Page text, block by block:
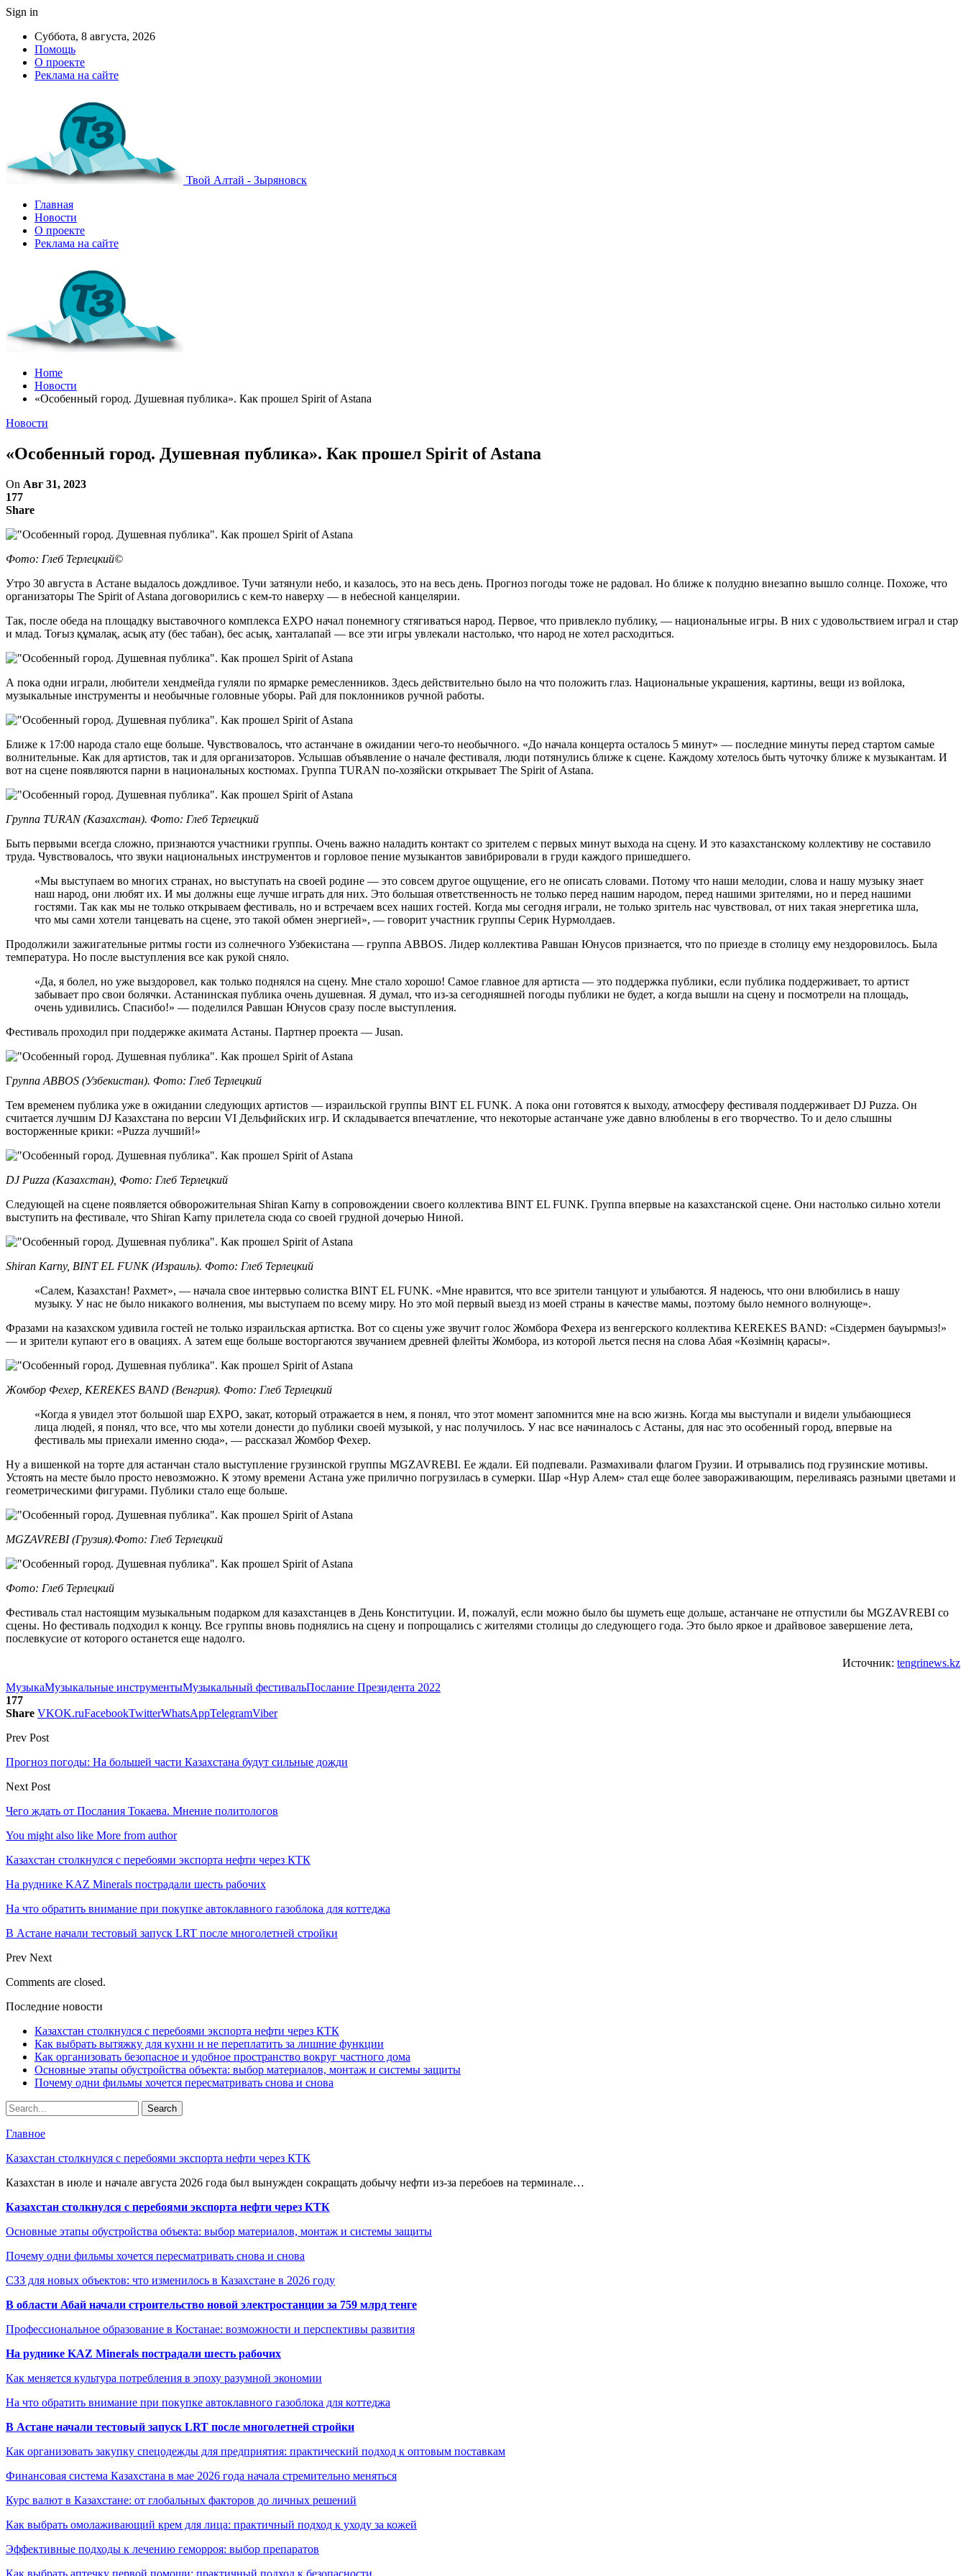
Sign in
Суббота, 8 августа, 2026
Помощь
О проекте
Реклама на сайте
Твой Алтай - Зыряновск
Главная
Новости
О проекте
Реклама на сайте
Home
Новости
«Особенный город. Душевная публика». Как прошел Spirit of Astana
Новости
«Особенный город. Душевная публика». Как прошел Spirit of Astana
On Авг 31, 2023
177
Share
Фото: Глеб Терлецкий©
Утро 30 августа в Астане выдалось дождливое. Тучи затянули небо, и казалось, это на весь день. Прогноз погоды тоже не радовал. Но ближе к полудню внезапно вышло солнце. Похоже, что
организаторы The Spirit of Astana договорились с кем-то наверху — в небесной канцелярии.
Так, после обеда на площадку выставочного комплекса EXPO начал понемногу стягиваться народ. Первое, что привлекло публику, — национальные игры. В них с удовольствием играл и стар
и млад. Тоғыз құмалақ, асық ату (бес табан), бес асық, ханталапай — все эти игры увлекали настолько, что народ не хотел расходиться.
А пока одни играли, любители хендмейда гуляли по ярмарке ремесленников. Здесь действительно было на что положить глаз. Национальные украшения, картины, вещи из войлока,
музыкальные инструменты и необычные головные уборы. Рай для поклонников ручной работы.
Ближе к 17:00 народа стало еще больше. Чувствовалось, что астанчане в ожидании чего-то необычного. «До начала концерта осталось 5 минут» — последние минуты перед стартом самые
волнительные. Как для артистов, так и для организаторов. Услышав объявление о начале фестиваля, люди потянулись ближе к сцене. Каждому хотелось быть чуточку ближе к музыкантам. И
вот на сцене появляются парни в национальных костюмах. Группа TURAN по-хозяйски открывает The Spirit of Astana.
Группа TURAN (Казахстан). Фото: Глеб Терлецкий
Быть первыми всегда сложно, признаются участники группы. Очень важно наладить контакт со зрителем с первых минут выхода на сцену. И это казахстанскому коллективу не составило
труда. Чувствовалось, что звуки национальных инструментов и горловое пение музыкантов завибрировали в груди каждого пришедшего.
«Мы выступаем во многих странах, но выступать на своей родине — это совсем другое ощущение, его не описать словами. Потому что наши мелодии, слова и нашу музыку знает
наш народ, они любят их. И мы должны еще лучше играть для них. Это большая ответственность не только перед нашим народом, перед нашими зрителями, но и перед нашими
гостями. Так как мы не только открываем фестиваль, но и встречаем всех наших гостей. Когда мы сегодня играли, не только зритель нас чувствовал, от них такая энергетика шла,
что мы сами хотели танцевать на сцене, это такой обмен энергией», — говорит участник группы Серик Нурмолдаев.
Продолжили зажигательные ритмы гости из солнечного Узбекистана — группа ABBOS. Лидер коллектива Равшан Юнусов признается, что по приезде в столицу ему нездоровилось. Была
температура. Но после выступления все как рукой сняло.
«Да, я болел, но уже выздоровел, как только поднялся на сцену. Мне стало хорошо! Самое главное для артиста — это поддержка публики, если публика поддерживает, то артист
забывает про свои болячки. Астанинская публика очень душевная. Я думал, что из-за сегодняшней погоды публики не будет, а когда вышли на сцену и посмотрели на площадь,
очень удивились. Спасибо!» — поделился Равшан Юнусов сразу после выступления.
Фестиваль проходил при поддержке акимата Астаны. Партнер проекта — Jusan.
Группа ABBOS (Узбекистан). Фото: Глеб Терлецкий
Тем временем публика уже в ожидании следующих артистов — израильской группы BINT EL FUNK. А пока они готовятся к выходу, атмосферу фестиваля поддерживает DJ Puzza. Он
считается лучшим DJ Казахстана по версии VI Дельфийских игр. И складывается впечатление, что некоторые астанчане уже давно влюблены в его творчество. То и дело слышны
восторженные крики: «Puzza лучший!»
DJ Puzza (Казахстан), Фото: Глеб Терлецкий
Следующей на сцене появляется обворожительная Shiran Karny в сопровождении своего коллектива BINT EL FUNK. Группа впервые на казахстанской сцене. Они настолько сильно хотели
выступить на фестивале, что Shiran Karny прилетела сюда со своей грудной дочерью Ниной.
Shiran Karny, BINT EL FUNK (Израиль). Фото: Глеб Терлецкий
«Салем, Казахстан! Рахмет», — начала свое интервью солистка BINT EL FUNK. «Мне нравится, что все зрители танцуют и улыбаются. Я надеюсь, что они влюбились в нашу
музыку. У нас не было никакого волнения, мы выступаем по всему миру. Но это мой первый выезд из моей страны в качестве мамы, поэтому было немного волнующе».
Фразами на казахском удивила гостей не только израильская артистка. Вот со сцены уже звучит голос Жомбора Фехера из венгерского коллектива KEREKES BAND: «Сiздермен бауырмыз!»
— и зрители купают его в овациях. А затем еще больше восторгаются звучанием древней флейты Жомбора, из которой льется песня на слова Абая «Көзімнің қарасы».
Жомбор Фехер, KEREKES BAND (Венгрия). Фото: Глеб Терлецкий
«Когда я увидел этот большой шар EXPO, закат, который отражается в нем, я понял, что этот момент запомнится мне на всю жизнь. Когда мы выступали и видели улыбающиеся
лица людей, я понял, что все, что мы хотели донести до публики своей музыкой, у нас получилось. У нас все начиналось с Астаны, для нас это особенный город, впервые на
фестиваль мы приехали именно сюда», — рассказал Жомбор Фехер.
Ну а вишенкой на торте для астанчан стало выступление грузинской группы MGZAVREBI. Ее ждали. Ей подпевали. Размахивали флагом Грузии. И отрывались под грузинские мотивы.
Устоять на месте было просто невозможно. К этому времени Астана уже прилично погрузилась в сумерки. Шар «Нур Алем» стал еще более завораживающим, переливаясь разными цветами и
геометрическими фигурами. Публики стало еще больше.
MGZAVREBI (Грузия).Фото: Глеб Терлецкий
Фото: Глеб Терлецкий
Фестиваль стал настоящим музыкальным подарком для казахстанцев в День Конституции. И, пожалуй, если можно было бы шуметь еще дольше, астанчане не отпустили бы MGZAVREBI со
сцены. Но фестиваль подходил к концу. Все группы вновь поднялись на сцену и попрощались с жителями столицы до следующего года. Это было яркое и драйвовое завершение лета,
послевкусие от которого останется еще надолго.
Источник: tengrinews.kz
МузыкаМузыкальные инструментыМузыкальный фестивальПослание Президента 2022
177
Share VKOK.ruFacebookTwitterWhatsAppTelegramViber
Prev Post
Прогноз погоды: На большей части Казахстана будут сильные дожди
Next Post
Чего ждать от Послания Токаева. Мнение политологов
You might also like More from author
Казахстан столкнулся с перебоями экспорта нефти через КТК
На руднике KAZ Minerals пострадали шесть рабочих
На что обратить внимание при покупке автоклавного газоблока для коттеджа
В Астане начали тестовый запуск LRT после многолетней стройки
Prev Next
Comments are closed.
Последние новости
Казахстан столкнулся с перебоями экспорта нефти через КТК
Как выбрать вытяжку для кухни и не переплатить за лишние функции
Как организовать безопасное и удобное пространство вокруг частного дома
Основные этапы обустройства объекта: выбор материалов, монтаж и системы защиты
Почему одни фильмы хочется пересматривать снова и снова
Главное
Казахстан столкнулся с перебоями экспорта нефти через КТК
Казахстан в июле и начале августа 2026 года был вынужден сокращать добычу нефти из-за перебоев на терминале…
Казахстан столкнулся с перебоями экспорта нефти через КТК
Основные этапы обустройства объекта: выбор материалов, монтаж и системы защиты
Почему одни фильмы хочется пересматривать снова и снова
СЗЗ для новых объектов: что изменилось в Казахстане в 2026 году
В области Абай начали строительство новой электростанции за 759 млрд тенге
Профессиональное образование в Костанае: возможности и перспективы развития
На руднике KAZ Minerals пострадали шесть рабочих
Как меняется культура потребления в эпоху разумной экономии
На что обратить внимание при покупке автоклавного газоблока для коттеджа
В Астане начали тестовый запуск LRT после многолетней стройки
Как организовать закупку спецодежды для предприятия: практический подход к оптовым поставкам
Финансовая система Казахстана в мае 2026 года начала стремительно меняться
Курс валют в Казахстане: от глобальных факторов до личных решений
Как выбрать омолаживающий крем для лица: практичный подход к уходу за кожей
Эффективные подходы к лечению геморроя: выбор препаратов
Как выбрать аптечку первой помощи: практичный подход к безопасности